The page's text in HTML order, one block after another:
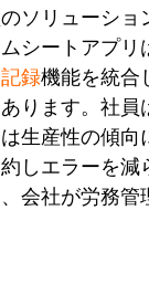
ソリューシ
シートアプ
録機能を統合
ります。社
生産性の傾
しエラーを
会社が労務